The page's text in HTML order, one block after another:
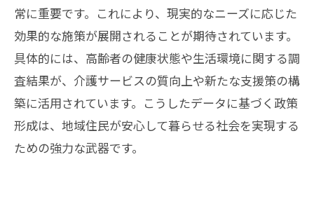
常に重要です。これにより、現実的なニーズに応じた
効果的な施策が展開されることが期待されています。
具体的には、高齢者の健康状態や生活環境に関する調
査結果が、介護サービスの質向上や新たな支援策の構
築に活用されています。こうしたデータに基づく政策
形成は、地域住民が安心して暮らせる社会を実現する
ための強力な武器です。